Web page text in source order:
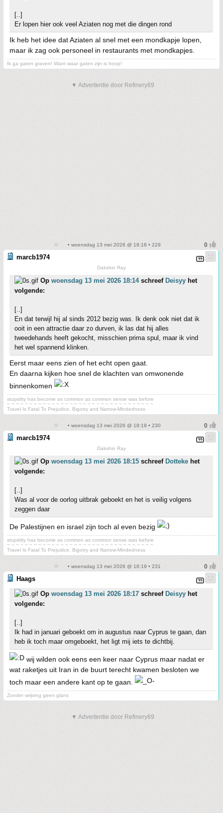
[..]
Er lopen hier ook veel Aziaten nog met die dingen rond
Ik heb het idee dat Aziaten al snel met een mondkapje lopen,
maar ik zag ook personeel in restaurants met mondkapjes.
Ik ga gaten graven! Want waar gaten zijn is hoop!
▼ Advertentie door Refinery89
• woensdag 13 mei 2026 @ 18:18 • 229
marcb1974
Dakshin Ray
Op woensdag 13 mei 2026 18:14schreef Deisyy het
volgende:
[..]
En dat terwijl hij al sinds 2012 bezig was. Ik denk ook niet dat ik
ooit in een attractie daar zo durven, ik las dat hij alles
tweedehands heeft gekocht, misschien prima spul, maar ik vind
het wel spannend klinken.
Eerst maar eens zien of het echt open gaat.
En daarna kijken hoe snel de klachten van omwonende
binnenkomen
stupidity has become as common as common sense was before
~ ~ ~ ~ ~ ~ ~ ~ ~ ~ ~ ~ ~ ~ ~ ~ ~ ~ ~ ~ ~ ~ ~ ~ ~ ~ ~ ~ ~ ~ ~ ~ ~
Travel Is Fatal To Prejudice, Bigotry and Narrow-Mindedness
• woensdag 13 mei 2026 @ 18:19 • 230
marcb1974
Dakshin Ray
Op woensdag 13 mei 2026 18:15 schreef Dotteke het
volgende:
[..]
Was al voor de oorlog uitbrak geboekt en het is veilig volgens
zeggen daar
De Palestijnen en israel zijn toch al even bezig
stupidity has become as common as common sense was before
~ ~ ~ ~ ~ ~ ~ ~ ~ ~ ~ ~ ~ ~ ~ ~ ~ ~ ~ ~ ~ ~ ~ ~ ~ ~ ~ ~ ~ ~ ~ ~ ~
Travel Is Fatal To Prejudice, Bigotry and Narrow-Mindedness
• woensdag 13 mei 2026 @ 18:19 • 231
Haags
Op woensdag 13 mei 2026 18:17 schreef Deisyy het
volgende:
[..]
Ik had in januari geboekt om in augustus naar Cyprus te gaan, dan
heb ik toch maar omgeboekt, het ligt mij iets te dichtbij.
wij wilden ook eens een keer naar Cyprus maar nadat er
wat raketjes uit Iran in de buurt terecht kwamen besloten we
toch maar een andere kant op te gaan.
Zonder wrijving geen glans
▼ Advertentie door Refinery89